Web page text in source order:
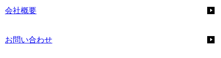
会社概要
お問い合わせ